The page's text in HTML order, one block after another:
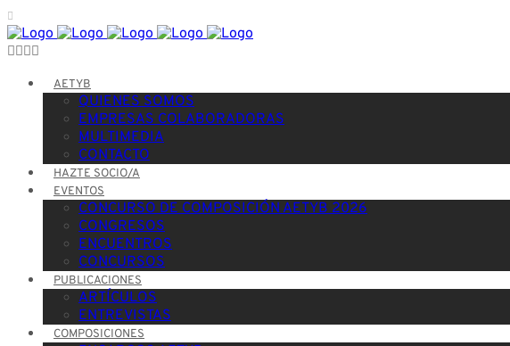
AETYB
QUIENES SOMOS
EMPRESAS COLABORADORAS
MULTIMEDIA
CONTACTO
HAZTE SOCIO/A
EVENTOS
CONCURSO DE COMPOSICIÓN AETYB 2026
CONGRESOS
ENCUENTROS
CONCURSOS
PUBLICACIONES
ARTÍCULOS
ENTREVISTAS
COMPOSICIONES